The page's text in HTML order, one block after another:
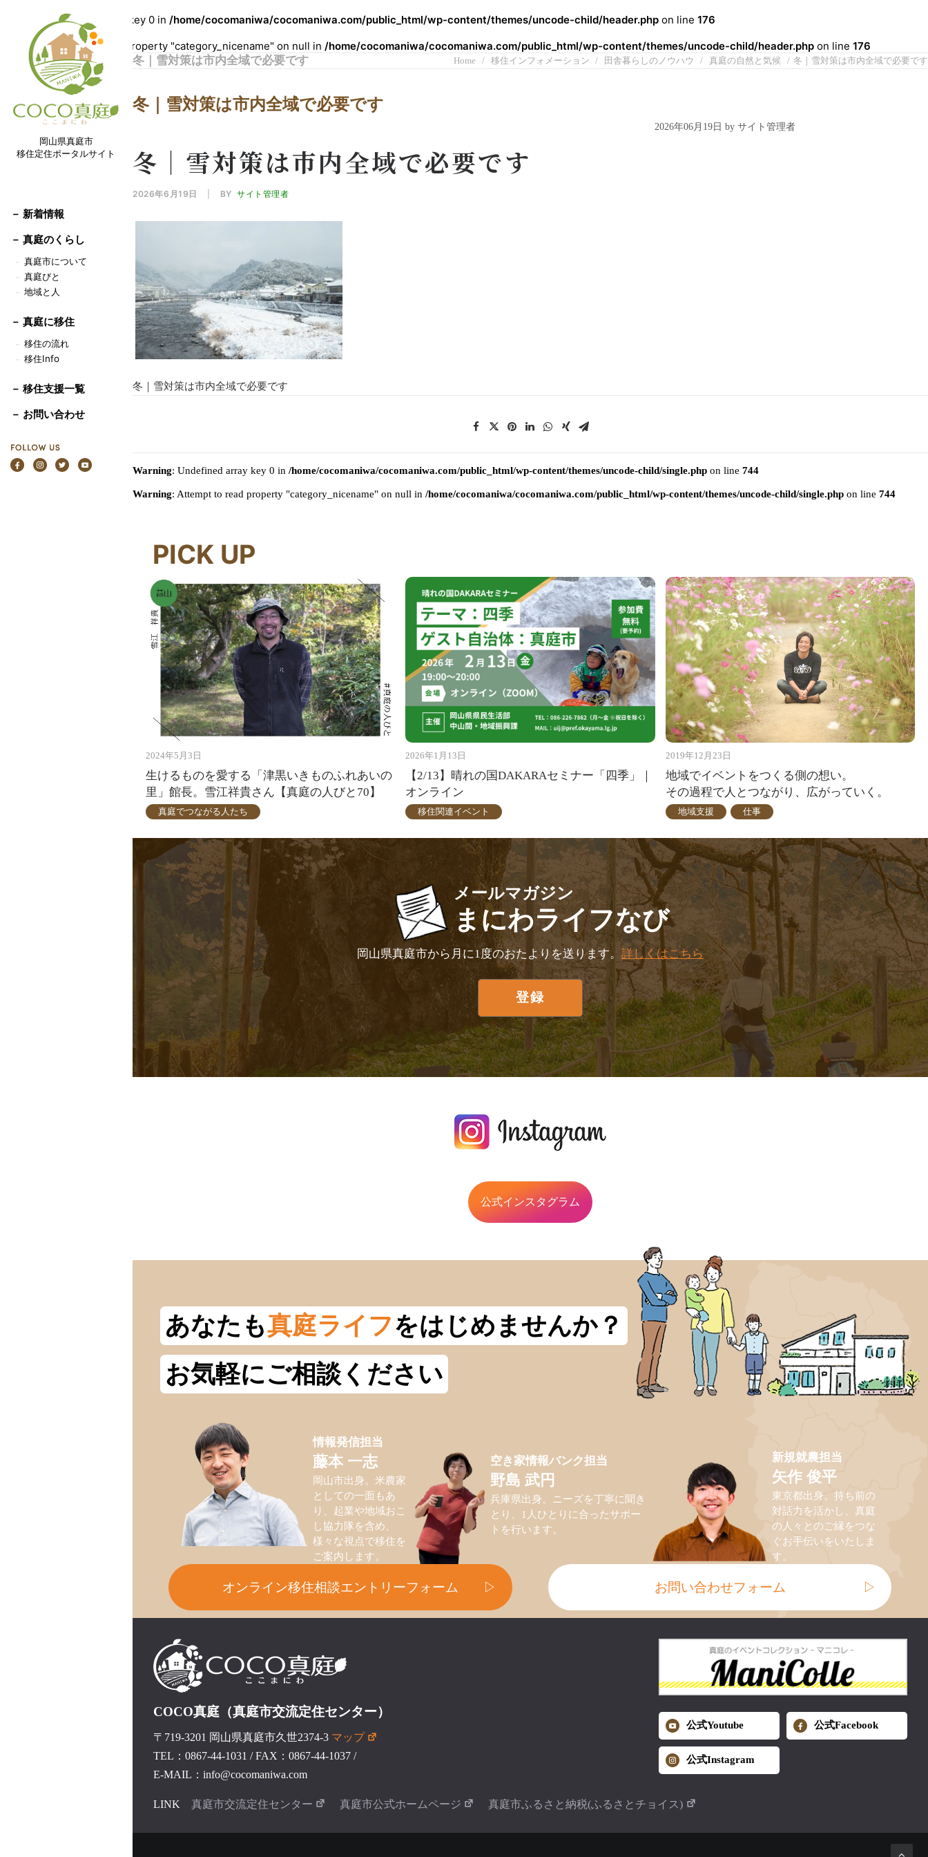
: Undefined array key 0 in /home/cocomaniwa/cocomaniwa.com/public_html/wp-content/themes/uncode-child/header.php on line 176
Warning : Attempt to read property "category_nicename" on null in /home/cocomaniwa/cocomaniwa.com/public_html/wp-content/themes/uncode-child/header.php on line 176
岡山県真庭市
移住定住ポータルサイト
－ 新着情報
－ 真庭のくらし
－ 真庭市について
－ 真庭びと
－ 地域と人
－ 真庭に移住
－ 移住の流れ
－ 移住Info
－ 移住支援一覧
－ お問い合わせ
冬｜雪対策は市内全域で必要です Home 移住インフォメーション 田舎暮らしのノウハウ 真庭の自然と気候 冬｜雪対策は市内全域で必要です
冬｜雪対策は市内全域で必要です
2026年06月19日 by サイト管理者
冬｜雪対策は市内全域で必要です
2026年6月19日 BY サイト管理者
冬｜雪対策は市内全域で必要です
Warning: Undefined array key 0 in /home/cocomaniwa/cocomaniwa.com/public_html/wp-content/themes/uncode-child/single.phpon line 744
Warning: Attempt to read property "category_nicename" on null in /home/cocomaniwa/cocomaniwa.com/public_html/wp-content/themes/uncode-child/single.phpon line 744
PICK UP
2024年5月3日
生けるものを愛する「津黒いきものふれあいの
里」館長。雪江祥貴さん【真庭の人びと70】
真庭でつながる人たち
2026年1月13日
【2/13】晴れの国DAKARAセミナー「四季」｜
オンライン
移住関連イベント
2019年12月23日
地域でイベントをつくる側の想い。
その過程で人とつながり、広がっていく。
地域支援 仕事
メールマガジン
まにわライフなび
岡山県真庭市から月に1度のおたよりを送ります。 詳しくはこちら
公式インスタグラム
あなたも真庭ライフをはじめませんか？
お気軽にご相談ください
情報発信担当
藤本 一志
岡山市出身。米農家
としての一面もあ
り、起業や地域おこ
し協力隊を含め、
様々な視点で移住を
ご案内します。
空き家情報バンク担当
野島 武円
兵庫県出身。ニーズを丁寧に聞き
とり、1人ひとりに合ったサポー
トを行います。
新規就農担当
矢作 俊平
東京都出身。持ち前の
対話力を活かし、真庭
の人々とのご縁をつな
ぐお手伝いをいたしま
す。
オンライン移住相談エントリーフォーム ▷ お問い合わせフォーム ▷
COCO真庭（真庭市交流定住センター）
〒719-3201 岡山県真庭市久世2374-3 マップ
TEL：0867-44-1031 /FAX：0867-44-1037/
E-MAIL：info@cocomaniwa.com
公式Youtube 公式Facebook
公式Instagram
LINK 真庭市交流定住センター 真庭市公式ホームページ 真庭市ふるさと納税(ふるさとチョイス)